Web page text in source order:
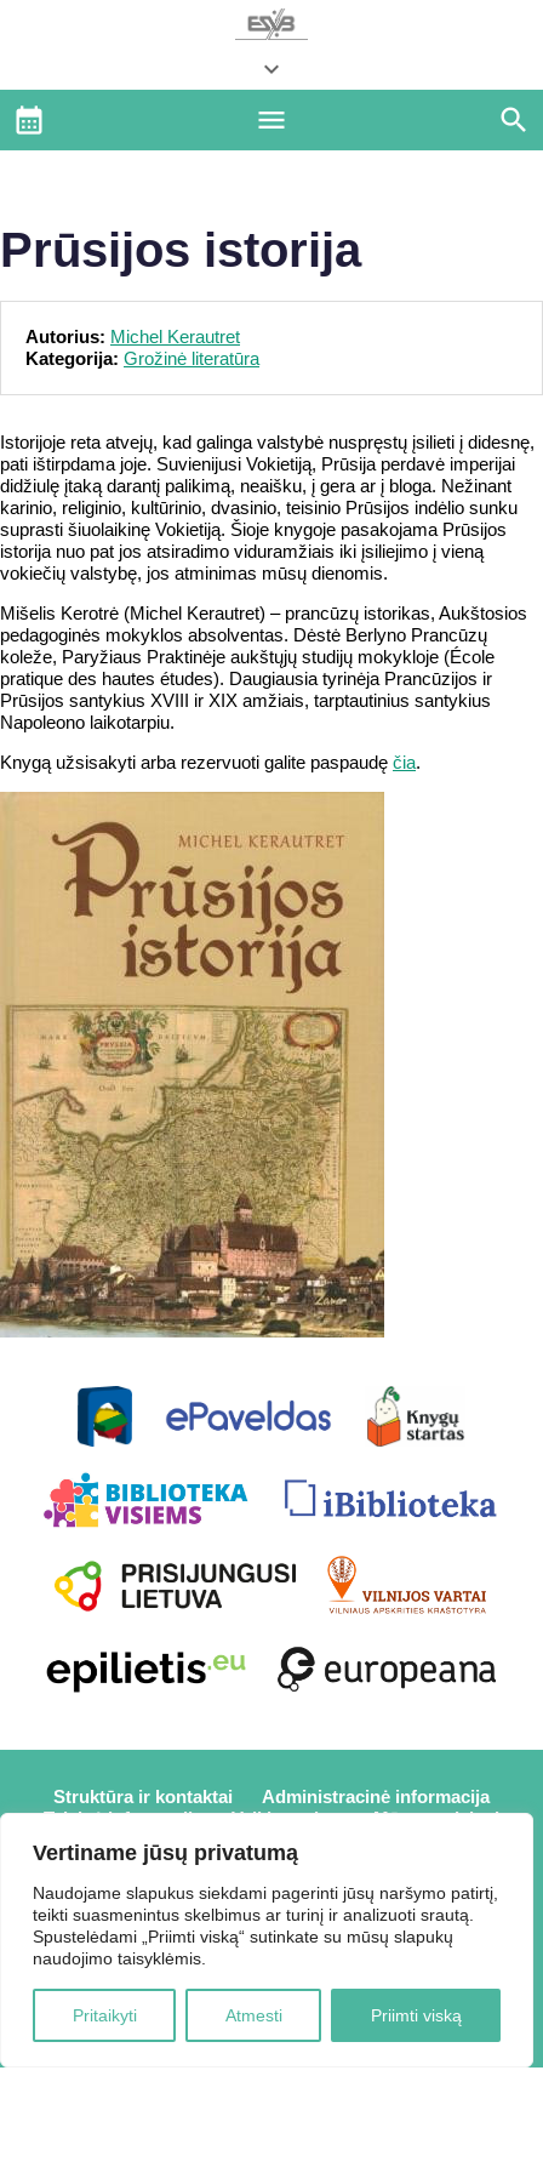
Vertiname jūsų privatumą
Naudojame slapukus siekdami pagerinti jūsų naršymo patirtį,
teikti suasmenintus skelbimus ar turinį ir analizuoti srautą.
Spustelėdami „Priimti viską“ sutinkate su mūsų slapukų
naudojimo taisyklėmis.
Pritaikyti Atmesti Priimti viską
Prūsijos istorija
Autorius: Michel Kerautret
Kategorija: Grožinė literatūra
Istorijoje reta atvejų, kad galinga valstybė nuspręstų įsilieti į didesnę,
pati ištirpdama joje. Suvienijusi Vokietiją, Prūsija perdavė imperijai
didžiulę įtaką darantį palikimą, neaišku, į gera ar į bloga. Nežinant
karinio, religinio, kultūrinio, dvasinio, teisinio Prūsijos indėlio sunku
suprasti šiuolaikinę Vokietiją. Šioje knygoje pasakojama Prūsijos
istorija nuo pat jos atsiradimo viduramžiais iki įsiliejimo į vieną
vokiečių valstybę, jos atminimas mūsų dienomis.
Mišelis Kerotrė (Michel Kerautret) – prancūzų istorikas, Aukštosios
pedagoginės mokyklos absolventas. Dėstė Berlyno Prancūzų
koleže, Paryžiaus Praktinėje aukštųjų studijų mokykloje (École
pratique des hautes études). Daugiausia tyrinėja Prancūzijos ir
Prūsijos santykius XVIII ir XIX amžiais, tarptautinius santykius
Napoleono laikotarpiu.
Knygą užsisakyti arba rezervuoti galite paspaudę čia.
Struktūra ir kontaktai
Administracinė informacija
Teisinė informacija
Veiklos sritys
Mūsų projektai
Karjera
Partneriai
Prisijungti
2026 © Elektrėnų savivaldybės viešoji biblioteka,
Savivaldybės biudžetinė įstaiga, Draugystės g. 2, LT-26110
Elektrėnai, tel.: +370 648 80 788, el.p.:
Duomenys kaupiami ir saugomi Juridinių asmenų registre,
kodas 188207697.